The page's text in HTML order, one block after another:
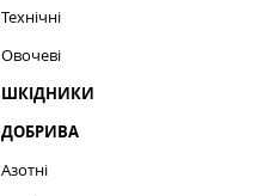
Технічні
Овочеві
ШКІДНИКИ
ДОБРИВА
Азотні